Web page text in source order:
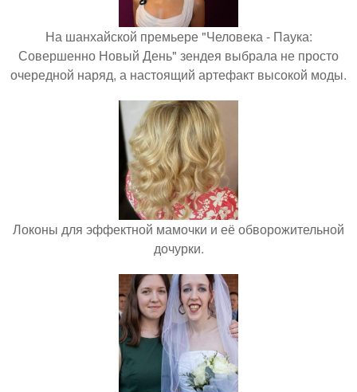
На шанхайской премьере "Человека - Паука:
Совершенно Новый День" зендея выбрала не просто
очередной наряд, а настоящий артефакт высокой моды.
Локоны для эффектной мамочки и её обворожительной
дочурки.